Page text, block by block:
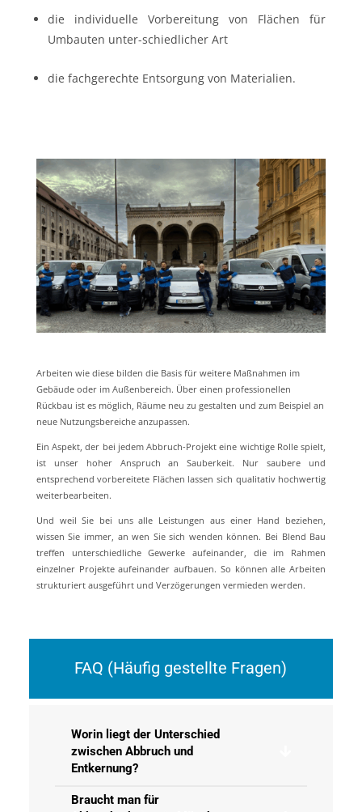
die individuelle Vorbereitung von Flächen für
Umbauten unter-schiedlicher Art
die fachgerechte Entsorgung von Materialien.
Arbeiten wie diese bilden die Basis für weitere Maßnahmen im
Gebäude oder im Außenbereich. Über einen professionellen
Rückbau ist es möglich, Räume neu zu gestalten und zum Beispiel an
neue Nutzungsbereiche anzupassen.
Ein Aspekt, der bei jedem Abbruch-Projekt eine wichtige Rolle spielt,
ist unser hoher Anspruch an Sauberkeit. Nur saubere und
entsprechend vorbereitete Flächen lassen sich qualitativ hochwertig
weiterbearbeiten.
Und weil Sie bei uns alle Leistungen aus einer Hand beziehen,
wissen Sie immer, an wen Sie sich wenden können. Bei Blend Bau
treffen unterschiedliche Gewerke aufeinander, die im Rahmen
einzelner Projekte aufeinander aufbauen. So können alle Arbeiten
strukturiert ausgeführt und Verzögerungen vermieden werden.
FAQ (Häufig gestellte Fragen)
Worin liegt der Unterschied
zwischen Abbruch und
Entkernung?
Braucht man für